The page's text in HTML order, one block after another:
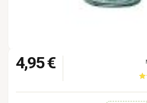
4,95 €